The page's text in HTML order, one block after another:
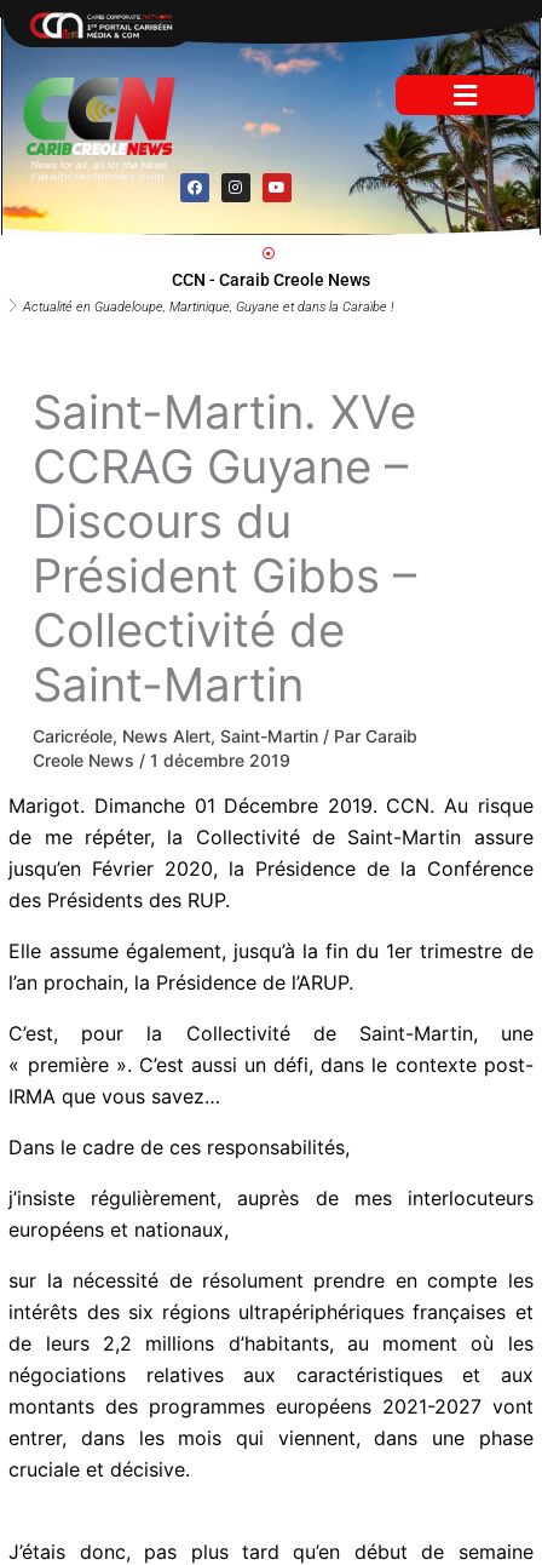
au
F
a
c
b
k
I
n
s
a
a
Y
o
u
u
b
Actualité en Guadeloupe, Martinique, Guyane et dans la Caraïbe !
CCN - Caraib Creole News
Saint-Martin. XVe
CCRAG Guyane –
Discours du
Président Gibbs –
Collectivité de
Saint-Martin
Caricréole, News Alert,Saint-Martin / ParCaraib
Creole News /1 décembre 2019
Marigot. Dimanche 01 Décembre 2019. CCN. Au risque
de me répéter, la Collectivité de Saint-Martin assure
jusqu’en Février 2020, la Présidence de la Conférence
des Présidents des RUP.
Elle assume également, jusqu’à la fin du 1er trimestre
de l’an prochain, la Présidence de l’ARUP.
C’est, pour la Collectivité de Saint-Martin, une
« première ». C’est aussi un défi, dans le contexte
post-IRMA que vous savez…
Dans le cadre de ces responsabilités,
j’insiste régulièrement, auprès de mes interlocuteurs
européens et nationaux,
sur la nécessité de résolument prendre en compte les
intérêts des six régions ultrapériphériques françaises
et de leurs 2,2 millions d’habitants, au moment où les
négociations relatives aux caractéristiques et aux
montants des programmes européens 2021-2027 vont
entrer, dans les mois qui viennent, dans une phase
cruciale et décisive.
J’étais donc, pas plus tard qu’en début de semaine